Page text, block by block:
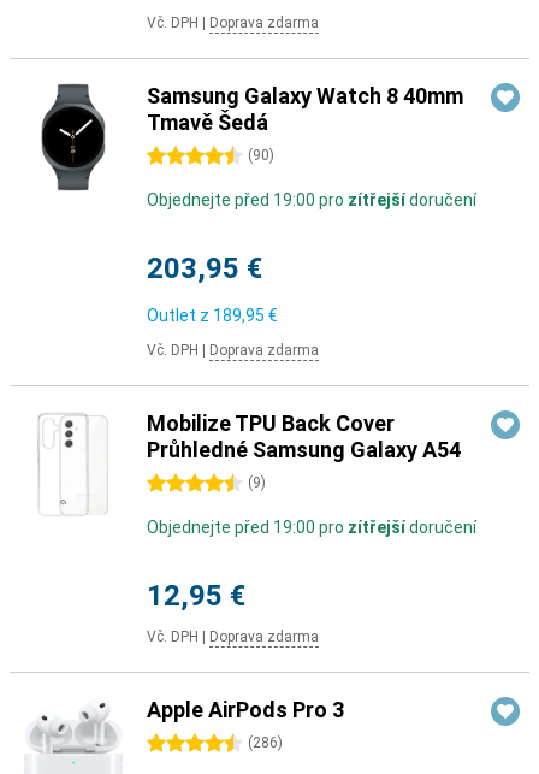
Vč. DPH Doprava zdarma
Samsung Galaxy Watch 8 40mm
Tmavě Šedá
4.5 hvězdičky(90)
Objednejte před 19:00 pro zítřejšídoručení
203,95 €
Outlet z 189,95 €
Vč. DPH Doprava zdarma
Mobilize TPU Back Cover
Průhledné Samsung Galaxy A54
4.5 hvězdičky(9)
Objednejte před 19:00 pro zítřejšídoručení
12,95 €
Vč. DPH Doprava zdarma
Apple AirPods Pro 3
4.5 hvězdičky(286)